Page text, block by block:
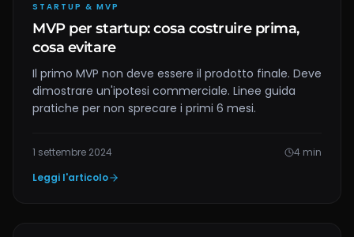
STARTUP & MVP
MVP per startup: cosa costruire prima,
cosa evitare
Il primo MVP non deve essere il prodotto finale. Deve
dimostrare un'ipotesi commerciale. Linee guida
pratiche per non sprecare i primi 6 mesi.
1 settembre 2024 4 min
Leggi l'articolo